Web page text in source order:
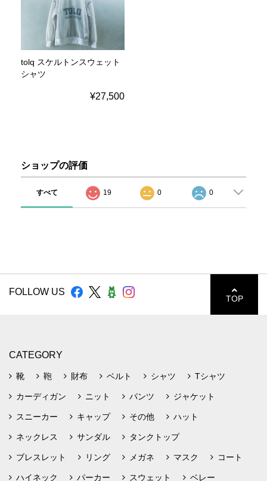
tolq スケルトンスウェット
シャツ
¥27,500
ショップの評価
すべて 19 0 0
FOLLOW US
TOP
CATEGORY
靴 鞄 財布 ベルト シャツ Tシャツ
カーディガン ニット パンツ ジャケット
スニーカー キャップ その他 ハット
ネックレス サンダル タンクトップ
ブレスレット リング メガネ マスク コート
ハイネック パーカー スウェット ベレー